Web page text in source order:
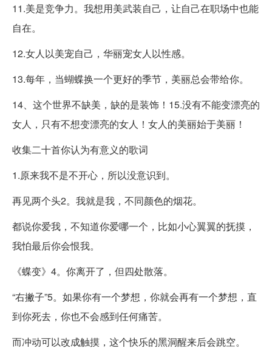
11.美是竞争力。我想用美武装自己，让自己在职场中也能
自在。
12.女人以美宠自己，华丽宠女人以性感。
13.每年，当蝴蝶换一个更好的季节，美丽总会带给你。
14、这个世界不缺美，缺的是装饰！15.没有不能变漂亮的
女人，只有不想变漂亮的女人！女人的美丽始于美丽！
收集二十首你认为有意义的歌词
1.原来我不是不开心，所以没意识到。
再见两个头2。我就是我，不同颜色的烟花。
都说你爱我，不知道你爱哪一个，比如小心翼翼的抚摸，
我怕最后你会恨我。
《蝶变》4。你离开了，但四处散落。
“右撇子”5。如果你有一个梦想，你就会再有一个梦想，直
到你死去，你也不会感到任何痛苦。
而冲动可以改成触摸，这个快乐的黑洞醒来后会跳空。